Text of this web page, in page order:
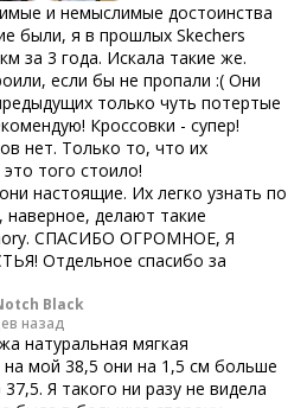
и немыслимые достоинства
были, я в прошлых Skechers
за 3 года. Искала такие же.
если бы не пропали :( Они
только чуть потертые
Кроссовки - супер!
нет. Только то, что их
того стоило!
настоящие. Их легко узнать по
наверное, делают такие
СПАСИБО ОГРОМНОЕ, Я
Отдельное спасибо за
Black
назад
натуральная мягкая
на мой 38,5 они на 1,5 см больше
Я такого ни разу не видела